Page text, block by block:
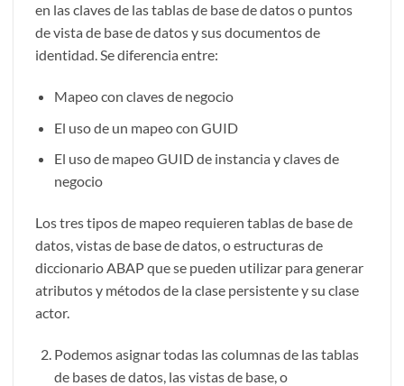
en las claves de las tablas de base de datos o puntos
de vista de base de datos y sus documentos de
identidad. Se diferencia entre:
Mapeo con claves de negocio
El uso de un mapeo con GUID
El uso de mapeo GUID de instancia y claves de
negocio
Los tres tipos de mapeo requieren tablas de base de
datos, vistas de base de datos, o estructuras de
diccionario ABAP que se pueden utilizar para generar
atributos y métodos de la clase persistente y su clase
actor.
Podemos asignar todas las columnas de las tablas
de bases de datos, las vistas de base, o